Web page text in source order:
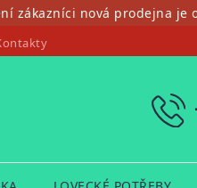
zákazníci nová prodejna je